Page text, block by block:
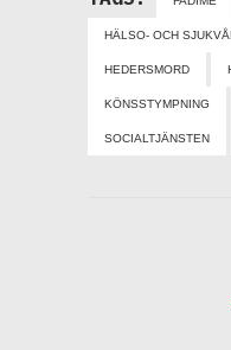
HÄLSO- OCH
HEDERSMORD
KÖNSSTYMPNING
SOCIALTJÄNSTEN